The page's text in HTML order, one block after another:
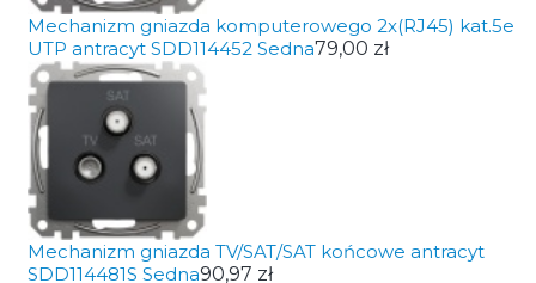
Mechanizm gniazda komputerowego 2x(RJ45) kat.5e
UTP antracyt SDD114452 Sedna79,00 zł
Mechanizm gniazda TV/SAT/SAT końcowe antracyt
SDD114481S Sedna90,97 zł